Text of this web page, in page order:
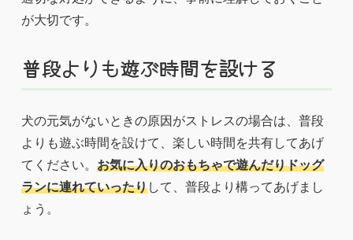
が大切です。
普段よりも遊ぶ時間を設ける
犬の元気がないときの原因がストレスの場合は、普段
よりも遊ぶ時間を設けて、楽しい時間を共有してあげ
てください。 お気に入りのおもちゃで遊んだりドッグ
ランに連れていったりして、普段より構ってあげまし
ょう。